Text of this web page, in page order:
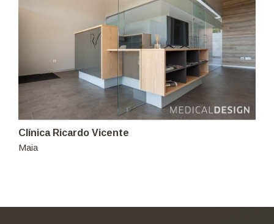
Clínica Ricardo Vicente
Maia